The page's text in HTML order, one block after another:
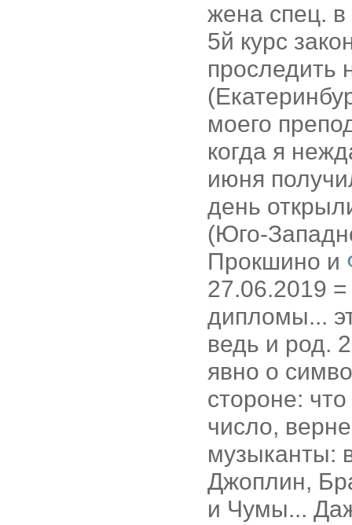
жена спец.
5й курс
проследить
моего
когда я
июня
день
(Юго-
Прокшино и
27.06.2019
дипломы...
ведь и род.
явно о
стороне:
число,
музыканты:
Джоплин,
и Чумы...